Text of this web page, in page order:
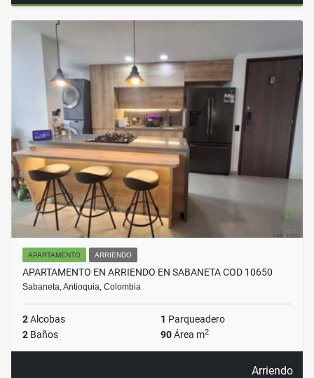
APARTAMENTO ARRIENDO
APARTAMENTO EN ARRIENDO EN SABANETA COD 10650
Sabaneta, Antioquia, Colombia
2Alcobas 1 Parqueadero
2 Baños 90Área m2
Arriendo